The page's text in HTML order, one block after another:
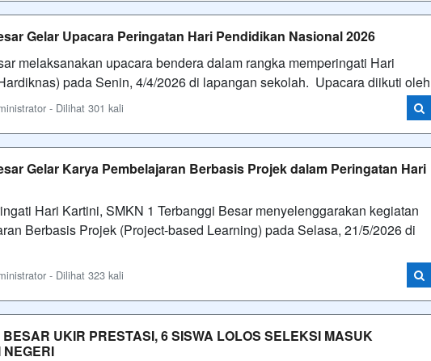
Gelar Upacara Peringatan Hari Pendidikan Nasional 2026
melaksanakan upacara bendera dalam rangka memperingati Hari
pada Senin, 4/4/2026 di lapangan sekolah. Upacara diikuti oleh
- Dilihat 301 kali
Gelar Karya Pembelajaran Berbasis Projek dalam Peringatan Hari
Hari Kartini, SMKN 1 Terbanggi Besar menyelenggarakan kegiatan
Berbasis Projek (Project-based Learning) pada Selasa, 21/5/2026 di
- Dilihat 323 kali
UKIR PRESTASI, 6 SISWA LOLOS SELEKSI MASUK
NEGERI